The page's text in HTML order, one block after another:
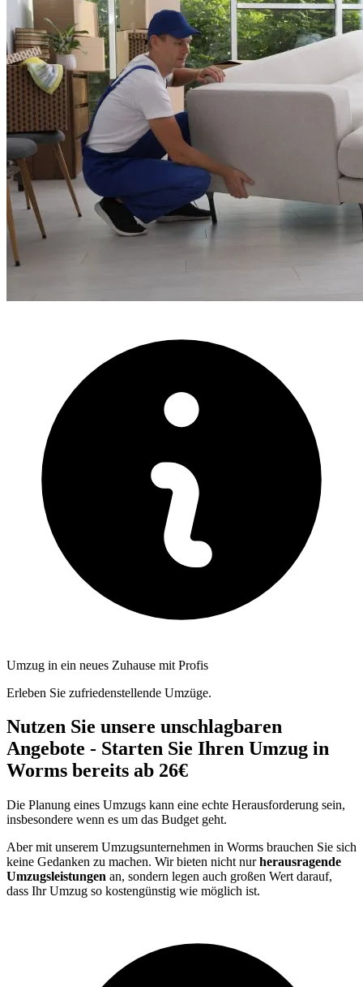
Umzug in ein neues Zuhause mit Profis
Erleben Sie zufriedenstellende Umzüge.
Nutzen Sie unsere unschlagbaren
Angebote - Starten Sie Ihren Umzug in
Worms bereits ab 26€
Die Planung eines Umzugs kann eine echte Herausforderung sein,
insbesondere wenn es um das Budget geht.
Aber mit unserem Umzugsunternehmen in Worms brauchen Sie sich
keine Gedanken zu machen. Wir bieten nicht nurherausragende
Umzugsleistungen an, sondern legen auch großen Wert darauf,
dass Ihr Umzug so kostengünstig wie möglich ist.